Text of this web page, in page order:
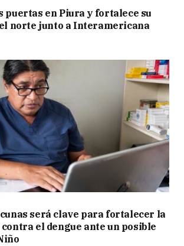
puertas en Piura y fortalece su
norte junto a Interamericana
será clave para fortalecer la
el dengue ante un posible